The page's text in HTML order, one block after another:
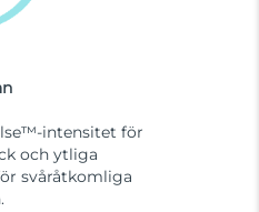
intensitet för
och ytliga
svåråtkomliga